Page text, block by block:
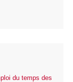
du temps des